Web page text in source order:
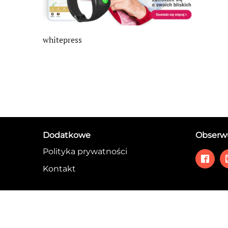
whitepress
Dodatkowe
Polityka prywatności
Kontakt